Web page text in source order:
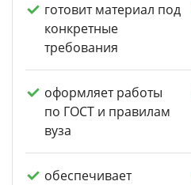
готовит материал под
конкретные
требования
оформляет работы
по ГОСТ и правилам
вуза
обеспечивает